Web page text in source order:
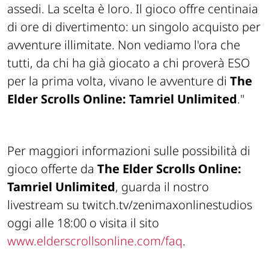
assedi. La scelta è loro. Il gioco offre centinaia
di ore di divertimento: un singolo acquisto per
avventure illimitate. Non vediamo l'ora che
tutti, da chi ha già giocato a chi proverà ESO
per la prima volta, vivano le avventure di The
Elder Scrolls Online: Tamriel Unlimited."
Per maggiori informazioni sulle possibilità di
gioco offerte da The Elder Scrolls Online:
Tamriel Unlimited, guarda il nostro
livestream su twitch.tv/zenimaxonlinestudios
oggi alle 18:00 o visita il sito
www.elderscrollsonline.com/faq.